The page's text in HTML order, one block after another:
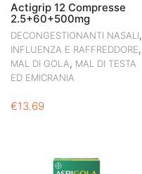
Actigrip 12 Compresse
2.5+60+500mg
DECONGESTIONANTI NASALI,
INFLUENZA E RAFFREDDORE,
MAL DI GOLA, MAL DI TESTA
ED EMICRANIA
€13.69